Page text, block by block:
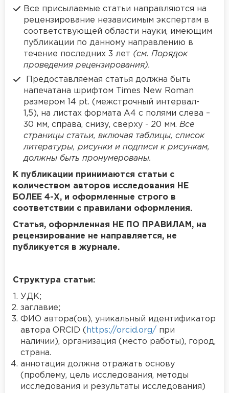
Все присылаемые статьи направляются на
рецензирование независимым экспертам в
соответствующей области науки, имеющим
публикации по данному направлению в
течение последних 3 лет (см. Порядок
проведения рецензирования).
Предоставляемая статья должна быть
напечатана шрифтом Times New Roman
размером 14 pt. (межстрочный интервал-
1,5), на листах формата А4 с полями слева –
30 мм, справа, снизу, сверху - 20 мм. Все
страницы статьи, включая таблицы, список
литературы, рисунки и подписи к рисункам,
должны быть пронумерованы.
К публикации принимаются статьи с
количеством авторов исследования НЕ
БОЛЕЕ 4-Х, и оформленные строго в
соответствии с правилами оформления.
Статья, оформленная НЕ ПО ПРАВИЛАМ, на
рецензирование не направляется, не
публикуется в журнале.
Структура статьи:
УДК;
заглавие;
ФИО автора(ов), уникальный идентификатор
автора ORCID ( https://orcid.org/ при
наличии), организация (место работы), город,
страна.
аннотация должна отражать основу
(проблему, цель исследования, методы
исследования и результаты исследования)